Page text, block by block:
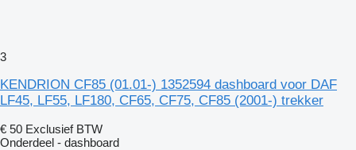
3
KENDRION CF85 (01.01-) 1352594 dashboard voor DAF
LF45, LF55, LF180, CF65, CF75, CF85 (2001-) trekker
€ 50 Exclusief BTW
Onderdeel - dashboard